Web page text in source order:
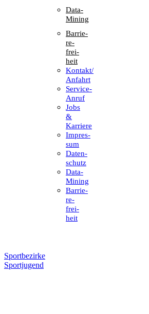
Data-
Mining
Barrie­
re­
frei­
heit
Kontakt/​​
Anfahrt
Service-
Anruf
Jobs
&
Karriere
Impres­
sum
Daten­
schutz
Data-
Mining
Barrie­
re­
frei­
heit
Sportbezirke
Sportjugend